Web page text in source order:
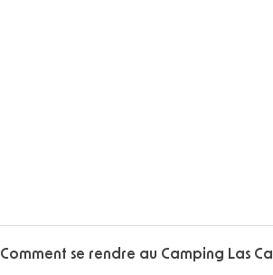
Comment se rendre au Camping Las